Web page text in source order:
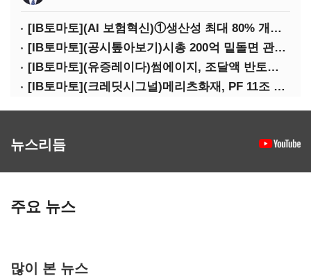
[IB토마토](AI 보험혁신)①생산성 최대 80% 개선…현실은 '실행 격차'
[IB토마토](공시톺아보기)시총 200억 밑돌면 관리종목…상폐 피하려면
[IB토마토](유증레이다)썸에이지, 조달액 반토막…시총 200억 못 넘으면 철회
[IB토마토](크레딧시그널)메리츠화재, PF 11조 노출…부동산 사업성 저하 우려
뉴스리듬
주요 뉴스
많이 본 뉴스